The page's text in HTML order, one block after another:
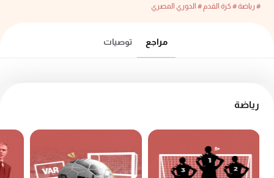
# رياضة# كرة القدم # الدوري المصري
مراجع توصيات
رياضة